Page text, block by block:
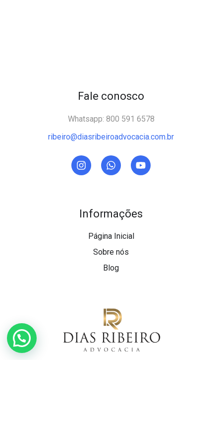
Informações
Página Inicial
Sobre nós
Blog
Fale conosco
Whatsapp: 800 591 6578
ribeiro@diasribeiroadvocacia.com.br